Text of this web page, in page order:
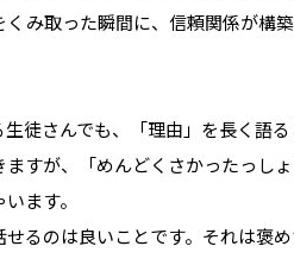
み取った瞬間に、信頼関係が構築
徒さんでも、「理由」を長く語る
すが、「めんどくさかったっし
ます。
せるのは良いことです。それは褒